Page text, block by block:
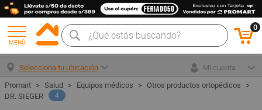
MENÚ
0
Selecciona tu ubicación
Mi cuenta
Salud
Equipos médicos
Otros productos ortopédicos
DR. SIEGER
4